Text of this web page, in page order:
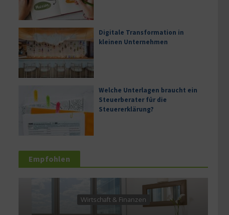
Digitale Transformation in
kleinen Unternehmen
Welche Unterlagen braucht ein
Steuerberater für die
Steuererklärung?
Empfohlen
Wirtschaft & Finanzen